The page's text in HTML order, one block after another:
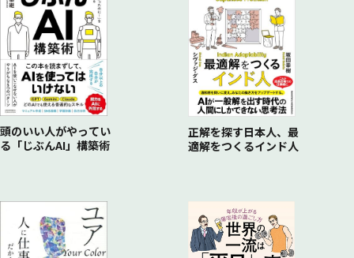
頭のいい人がやってい
る「じぶんAI」構築術
正解を探す日本人、最
適解をつくるインド人